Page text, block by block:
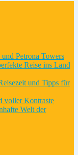
Petrona Towers
Reise ins Land
und Tipps für
voller Kontraste
Welt der